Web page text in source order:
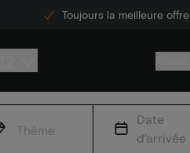
Toujours la meilleure offre
Thème
Date
d'arrivée